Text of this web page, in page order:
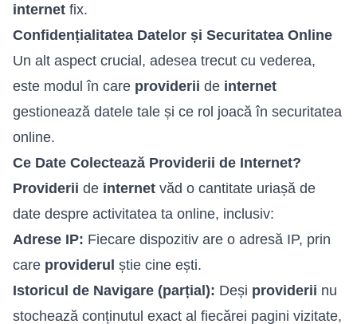
internet fix.
Confidențialitatea Datelor și Securitatea Online
Un alt aspect crucial, adesea trecut cu vederea,
este modul în care providerii de internet
gestionează datele tale și ce rol joacă în securitatea
online.
Ce Date Colectează Providerii de Internet?
Providerii de internet văd o cantitate uriașă de
date despre activitatea ta online, inclusiv:
Adrese IP: Fiecare dispozitiv are o adresă IP, prin
care providerul știe cine ești.
Istoricul de Navigare (parțial): Deși providerii nu
stochează conținutul exact al fiecărei pagini vizitate,